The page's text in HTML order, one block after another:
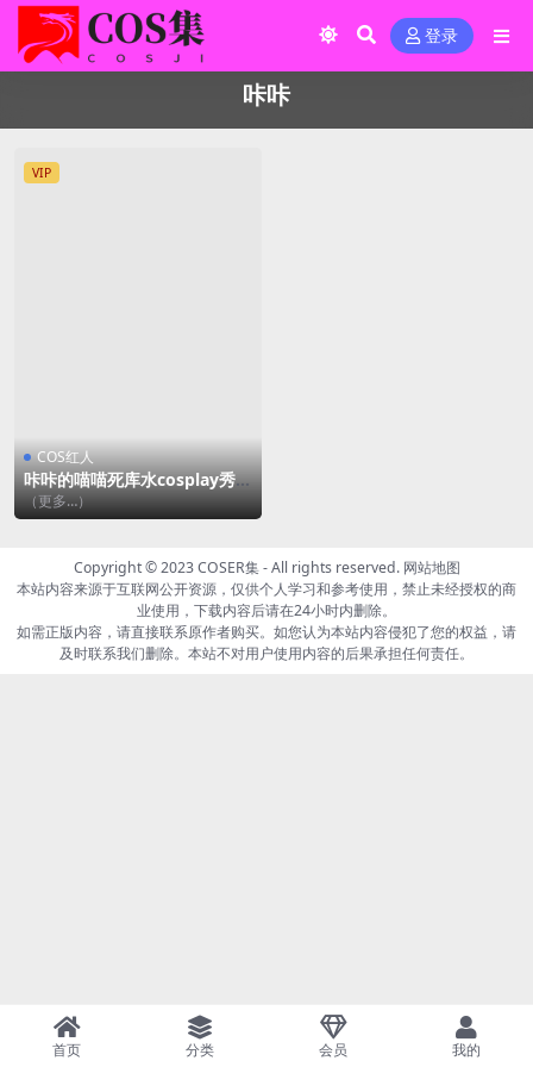
登录
咔咔
VIP
COS红人
咔咔的喵喵死库水cosplay秀[1
0P-30MB]
（更多…）
Copyright © 2023COSER集- All rights reserved. 网站地图
本站内容来源于互联网公开资源，仅供个人学习和参考使用，禁止未经授权的商
业使用，下载内容后请在24小时内删除。
如需正版内容，请直接联系原作者购买。如您认为本站内容侵犯了您的权益，请
及时联系我们删除。本站不对用户使用内容的后果承担任何责任。
首页 分类 会员 我的